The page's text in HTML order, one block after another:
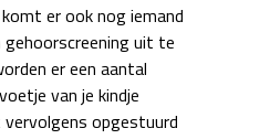
er ook nog iemand
gehoorscreening uit te
er een aantal
van je kindje
opgestuurd